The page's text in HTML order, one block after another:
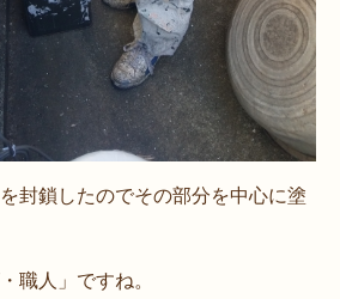
封鎖したのでその部分を中心に塗
職人」ですね。